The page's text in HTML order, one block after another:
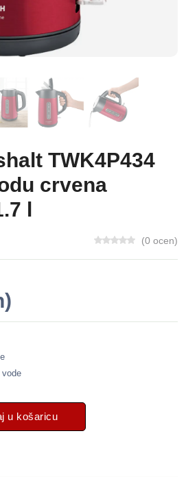
TWK4P434
crvena
l
(0 ocen)
vode
u košaricu